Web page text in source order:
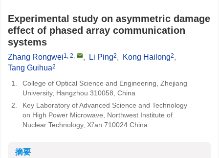
Experimental study on asymmetric damage
effect of phased array communication
systems
Zhang Rongwei1, 2, , Li Ping2, Kong Hailong2,
Tang Guihua2
1.
College of Optical Science and Engineering, Zhejiang
University, Hangzhou 310058, China
2.
Key Laboratory of Advanced Science and Technology
on High Power Microwave, Northwest Institute of
Nuclear Technology, Xi’an 710024 China
摘要